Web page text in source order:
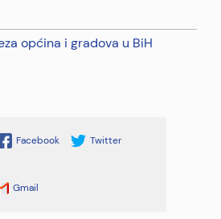
općina i gradova u BiH
Facebook Twitter
Gmail